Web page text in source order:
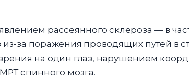
рассеянного склероза — в
за поражения проводящих путей в
на один глаз, нарушением
спинного мозга.